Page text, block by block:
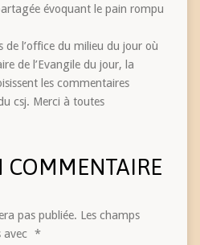
évoquant le pain rompu
l’office du milieu du jour où
de l’Evangile du jour, la
les commentaires
csj. Merci à toutes
COMMENTAIRE
pas publiée. Les champs
avec *